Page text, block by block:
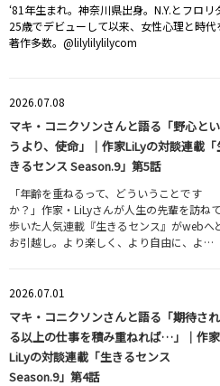
‘81年生まれ。神奈川県出身。N.Y.とフロリ
25歳でデビューして以来、女性心理と時代
著作多数。@lilylilylilycom
2026.07.08
マキ・コニクソンさんと語る「野心とい
うより、使命」｜作家LiLyの対談連載「
きるセンス Season.9」第5話
「年齢を重ねるって、どういうことです
か？」作家・LiLyさんが人生の先輩を訪ねて
歩いた人気連載『生きるセンス』がwebへ
お引越し。より楽しく、より自由に、よ…
2026.07.01
マキ・コニクソンさんと語る「期待され
る以上の仕事を積み重ねれば…」｜作家
LiLyの対談連載「生きるセンス
Season.9」第4話